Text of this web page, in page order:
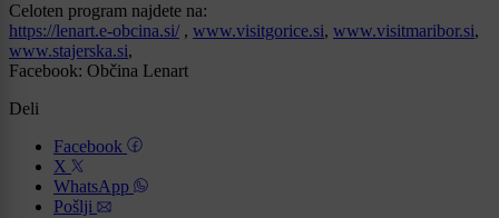
Celoten program najdete na:
https://lenart.e-obcina.si/ , www.visitgorice.si, www.visitmaribor.si,
www.stajerska.si,
Facebook: Občina Lenart
Deli
Facebook
X
WhatsApp
Pošlji